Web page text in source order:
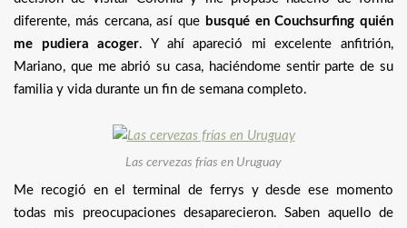
diferente, más cercana, así que busqué en Couchsurfing quién
me pudiera acoger. Y ahí apareció mi excelente anfitrión,
Mariano, que me abrió su casa, haciéndome sentir parte de su
familia y vida durante un fin de semana completo.
Las cervezas frías en Uruguay
Me recogió en el terminal de ferrys y desde ese momento
todas mis preocupaciones desaparecieron. Saben aquello de